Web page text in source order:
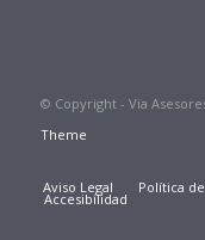
© Copyright - Via
Theme
Aviso Legal Política
Accesibilidad